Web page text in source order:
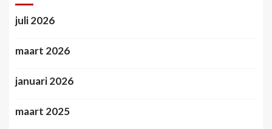
juli 2026
maart 2026
januari 2026
maart 2025